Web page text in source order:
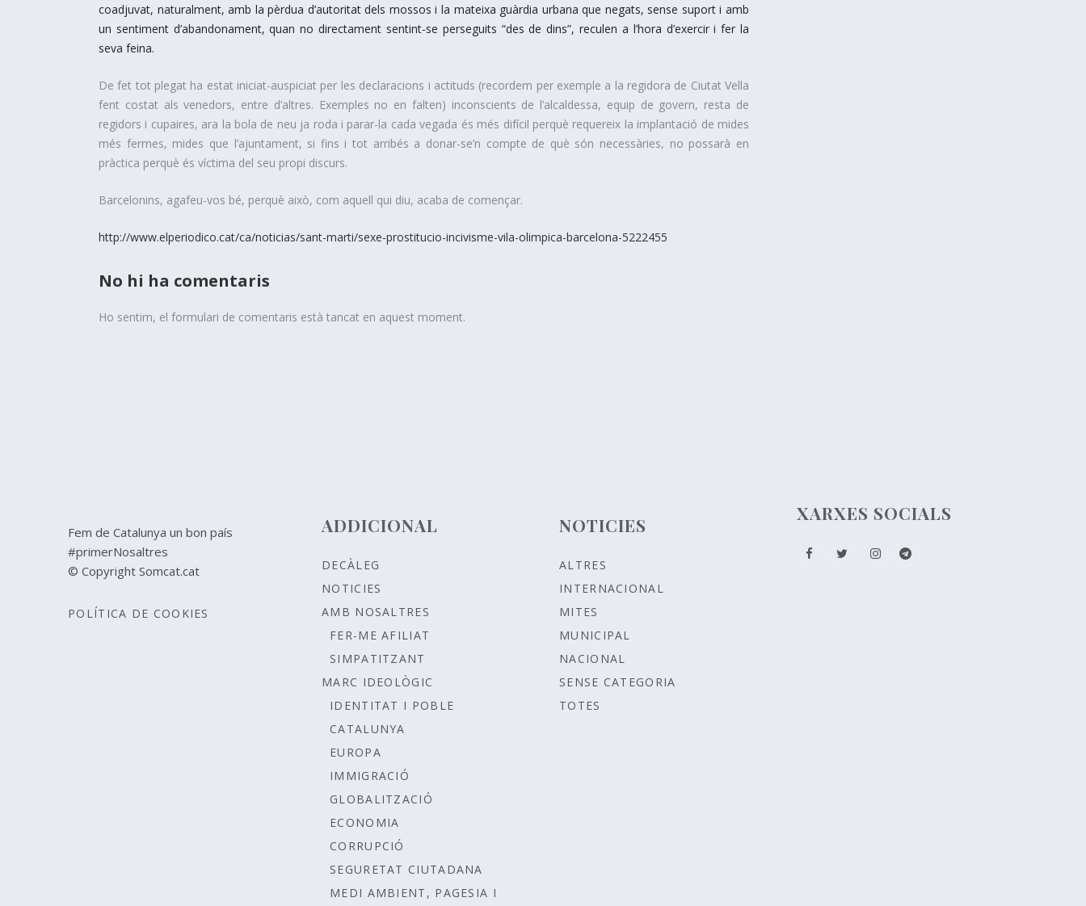
coadjuvat, naturalment, amb la pèrdua d’autoritat dels mossos i la mateixa guàrdia urbana que negats, sense suport i amb
un sentiment d’abandonament, quan no directament sentint-se perseguits “des de dins”, reculen a l’hora d’exercir i fer la
seva feina.
De fet tot plegat ha estat iniciat-auspiciat per les declaracions i actituds (recordem per exemple a la regidora de Ciutat Vella
fent costat als venedors, entre d’altres. Exemples no en falten) inconscients de l’alcaldessa, equip de govern, resta de
regidors i cupaires, ara la bola de neu ja roda i parar-la cada vegada és més difícil perquè requereix la implantació de mides
més fermes, mides que l’ajuntament, si fins i tot arribés a donar-se’n compte de què són necessàries, no possarà en
pràctica perquè és víctima del seu propi discurs.
Barcelonins, agafeu-vos bé, perquè això, com aquell qui diu, acaba de començar.
http://www.elperiodico.cat/ca/noticias/sant-marti/sexe-prostitucio-incivisme-vila-olimpica-barcelona-5222455
No hi ha comentaris
Ho sentim, el formulari de comentaris està tancat en aquest moment.
Fem de Catalunya un bon país
#primerNosaltres
© Copyright Somcat.cat
POLÍTICA DE COOKIES
ADDICIONAL
DECÀLEG
NOTICIES
AMB NOSALTRES
FER-ME AFILIAT
SIMPATITZANT
MARC IDEOLÒGIC
IDENTITAT I POBLE
CATALUNYA
EUROPA
IMMIGRACIÓ
GLOBALITZACIÓ
ECONOMIA
CORRUPCIÓ
SEGURETAT CIUTADANA
MEDI AMBIENT, PAGESIA I
NOTICIES
ALTRES
INTERNACIONAL
MITES
MUNICIPAL
NACIONAL
SENSE CATEGORIA
TOTES
XARXES SOCIALS